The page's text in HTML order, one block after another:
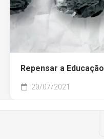
Repensar a Educação
20/07/2021